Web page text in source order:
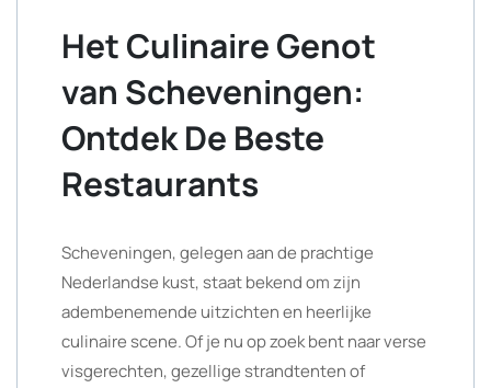
Het Culinaire Genot
van Scheveningen:
Ontdek De Beste
Restaurants
Scheveningen, gelegen aan de prachtige
Nederlandse kust, staat bekend om zijn
adembenemende uitzichten en heerlijke
culinaire scene. Of je nu op zoek bent naar verse
visgerechten, gezellige strandtenten of